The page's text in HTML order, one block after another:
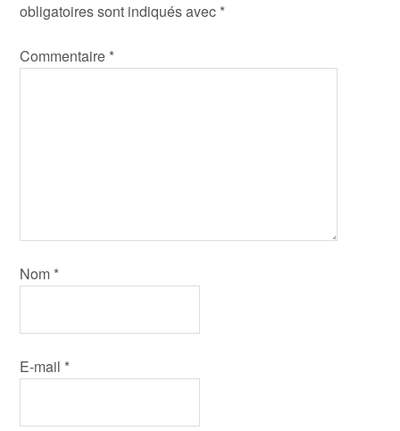
obligatoires sont indiqués avec *
Commentaire *
Nom *
E-mail *